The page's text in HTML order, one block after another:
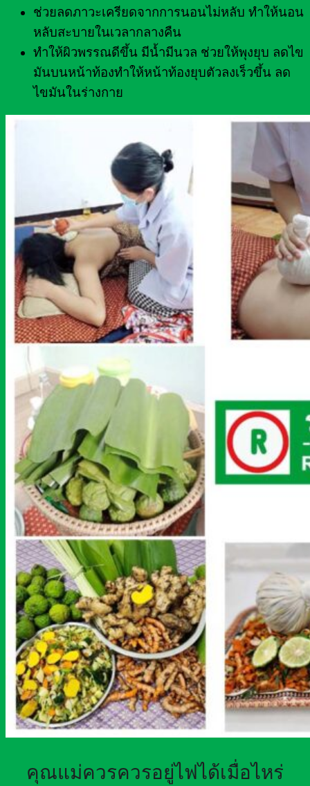
ช่วยลดภาวะเครียดจากการนอนไม่หลับ ทำให้นอน
หลับสะบายในเวลากลางคืน
ทำให้ผิวพรรณดีขึ้น มีน้ำมีนวล ช่วยให้พุงยุบ ลดไข
มันบนหน้าท้องทำให้หน้าท้องยุบตัวลงเร็วขึ้น ลด
ไขมันในร่างกาย
คุณแม่ควรควรอยู่ไฟได้เมื่อไหร่